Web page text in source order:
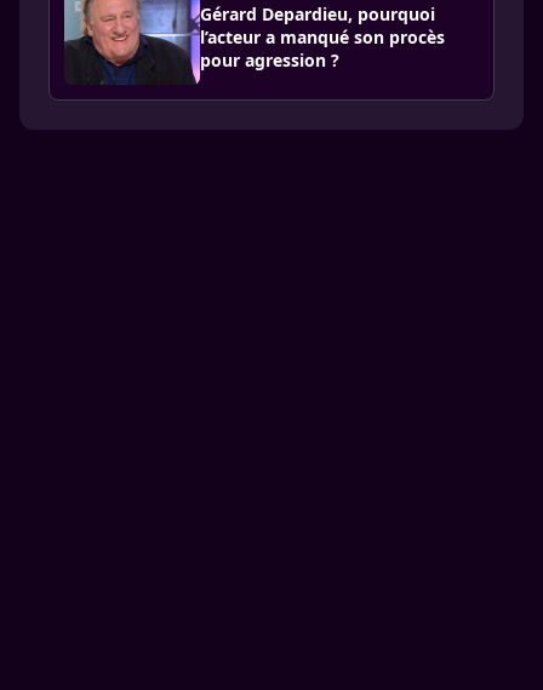
Gérard Depardieu, pourquoi
l’acteur a manqué son procès
pour agression ?